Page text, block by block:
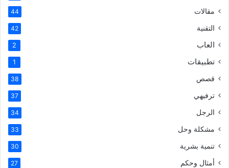
مقالات 44
التقنية 42
العاب 2
تطبيقات 1
قصص 38
ترفيهي 37
الرجل 34
مشكلة وحل 33
تنمية بشرية 30
أمثال وحكم 27